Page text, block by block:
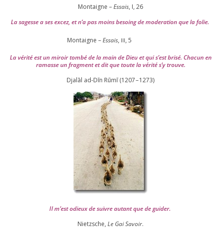
Montaigne –Essais, I, 26
La sagesse a ses excez, et n’a pas moins besoing de mode­ra­tion que la folie.
Montaigne –Essais, III, 5
La véri­té est un miroir tom­bé de la main de Dieu et qui s’est bri­sé. Chacun en
ramasse un frag­ment et dit que toute la véri­té s’y trouve.
Djalāl ad-Dīn Rūmī (1207–1273)
Il m’est odieux de suivre autant que de gui­der.
Nietzsche, Le Gai Savoir.